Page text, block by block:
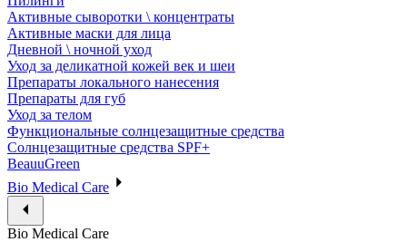
Активные сыворотки \ концентраты
Активные маски для лица
Дневной \ ночной уход
Уход за деликатной кожей век и шеи
Препараты локального нанесения
Препараты для губ
Уход за телом
Функциональные солнцезащитные средства
Солнцезащитные средства SPF+
BeauuGreen
Bio Medical Care
Bio Medical Care